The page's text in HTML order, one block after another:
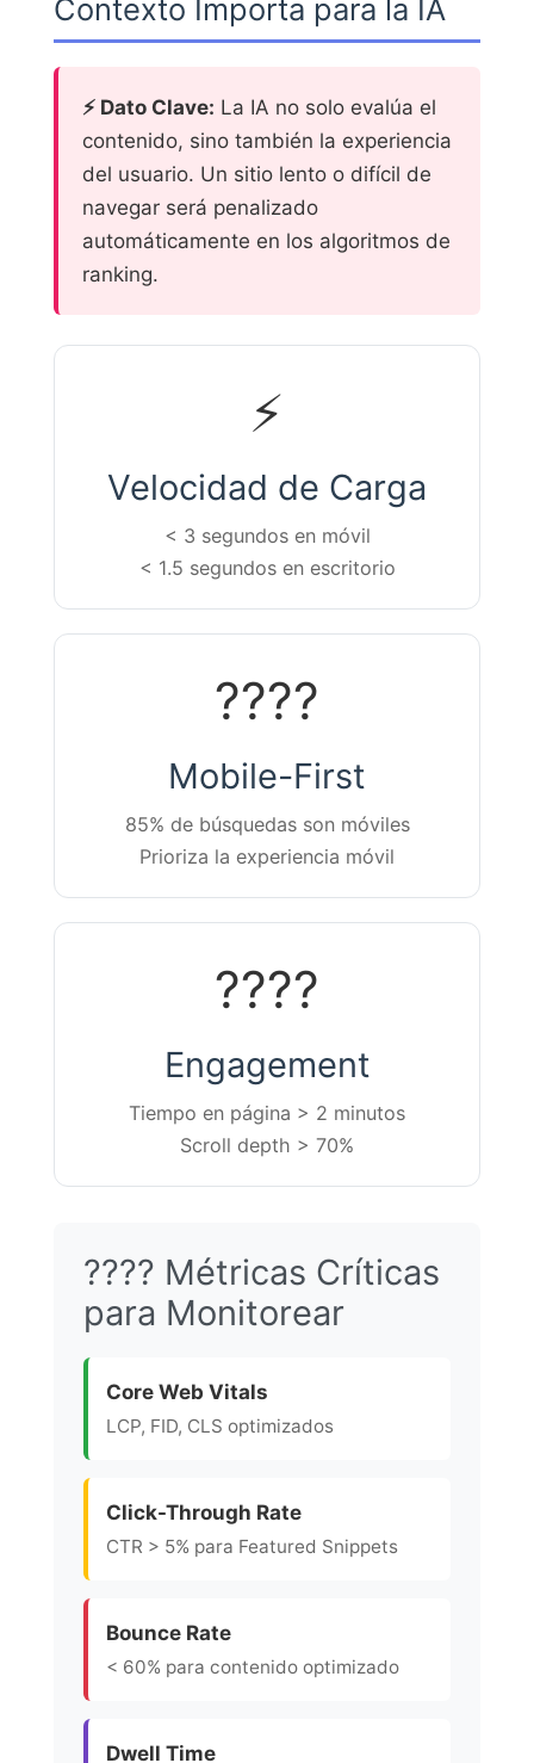
Contexto Importa para la IA
⚡ Dato Clave: La IA no solo evalúa el
contenido, sino también la experiencia
del usuario. Un sitio lento o difícil de
navegar será penalizado
automáticamente en los algoritmos de
ranking.
⚡
Velocidad de Carga
< 3 segundos en móvil
< 1.5 segundos en escritorio
????
Mobile-First
85% de búsquedas son móviles
Prioriza la experiencia móvil
????
Engagement
Tiempo en página > 2 minutos
Scroll depth > 70%
???? Métricas Críticas
para Monitorear
Core Web Vitals
LCP, FID, CLS optimizados
Click-Through Rate
CTR > 5% para Featured Snippets
Bounce Rate
< 60% para contenido optimizado
Dwell Time